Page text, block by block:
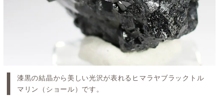
漆黒の結晶から美しい光沢が表れるヒマラヤブラックトル
マリン（ショール）です。